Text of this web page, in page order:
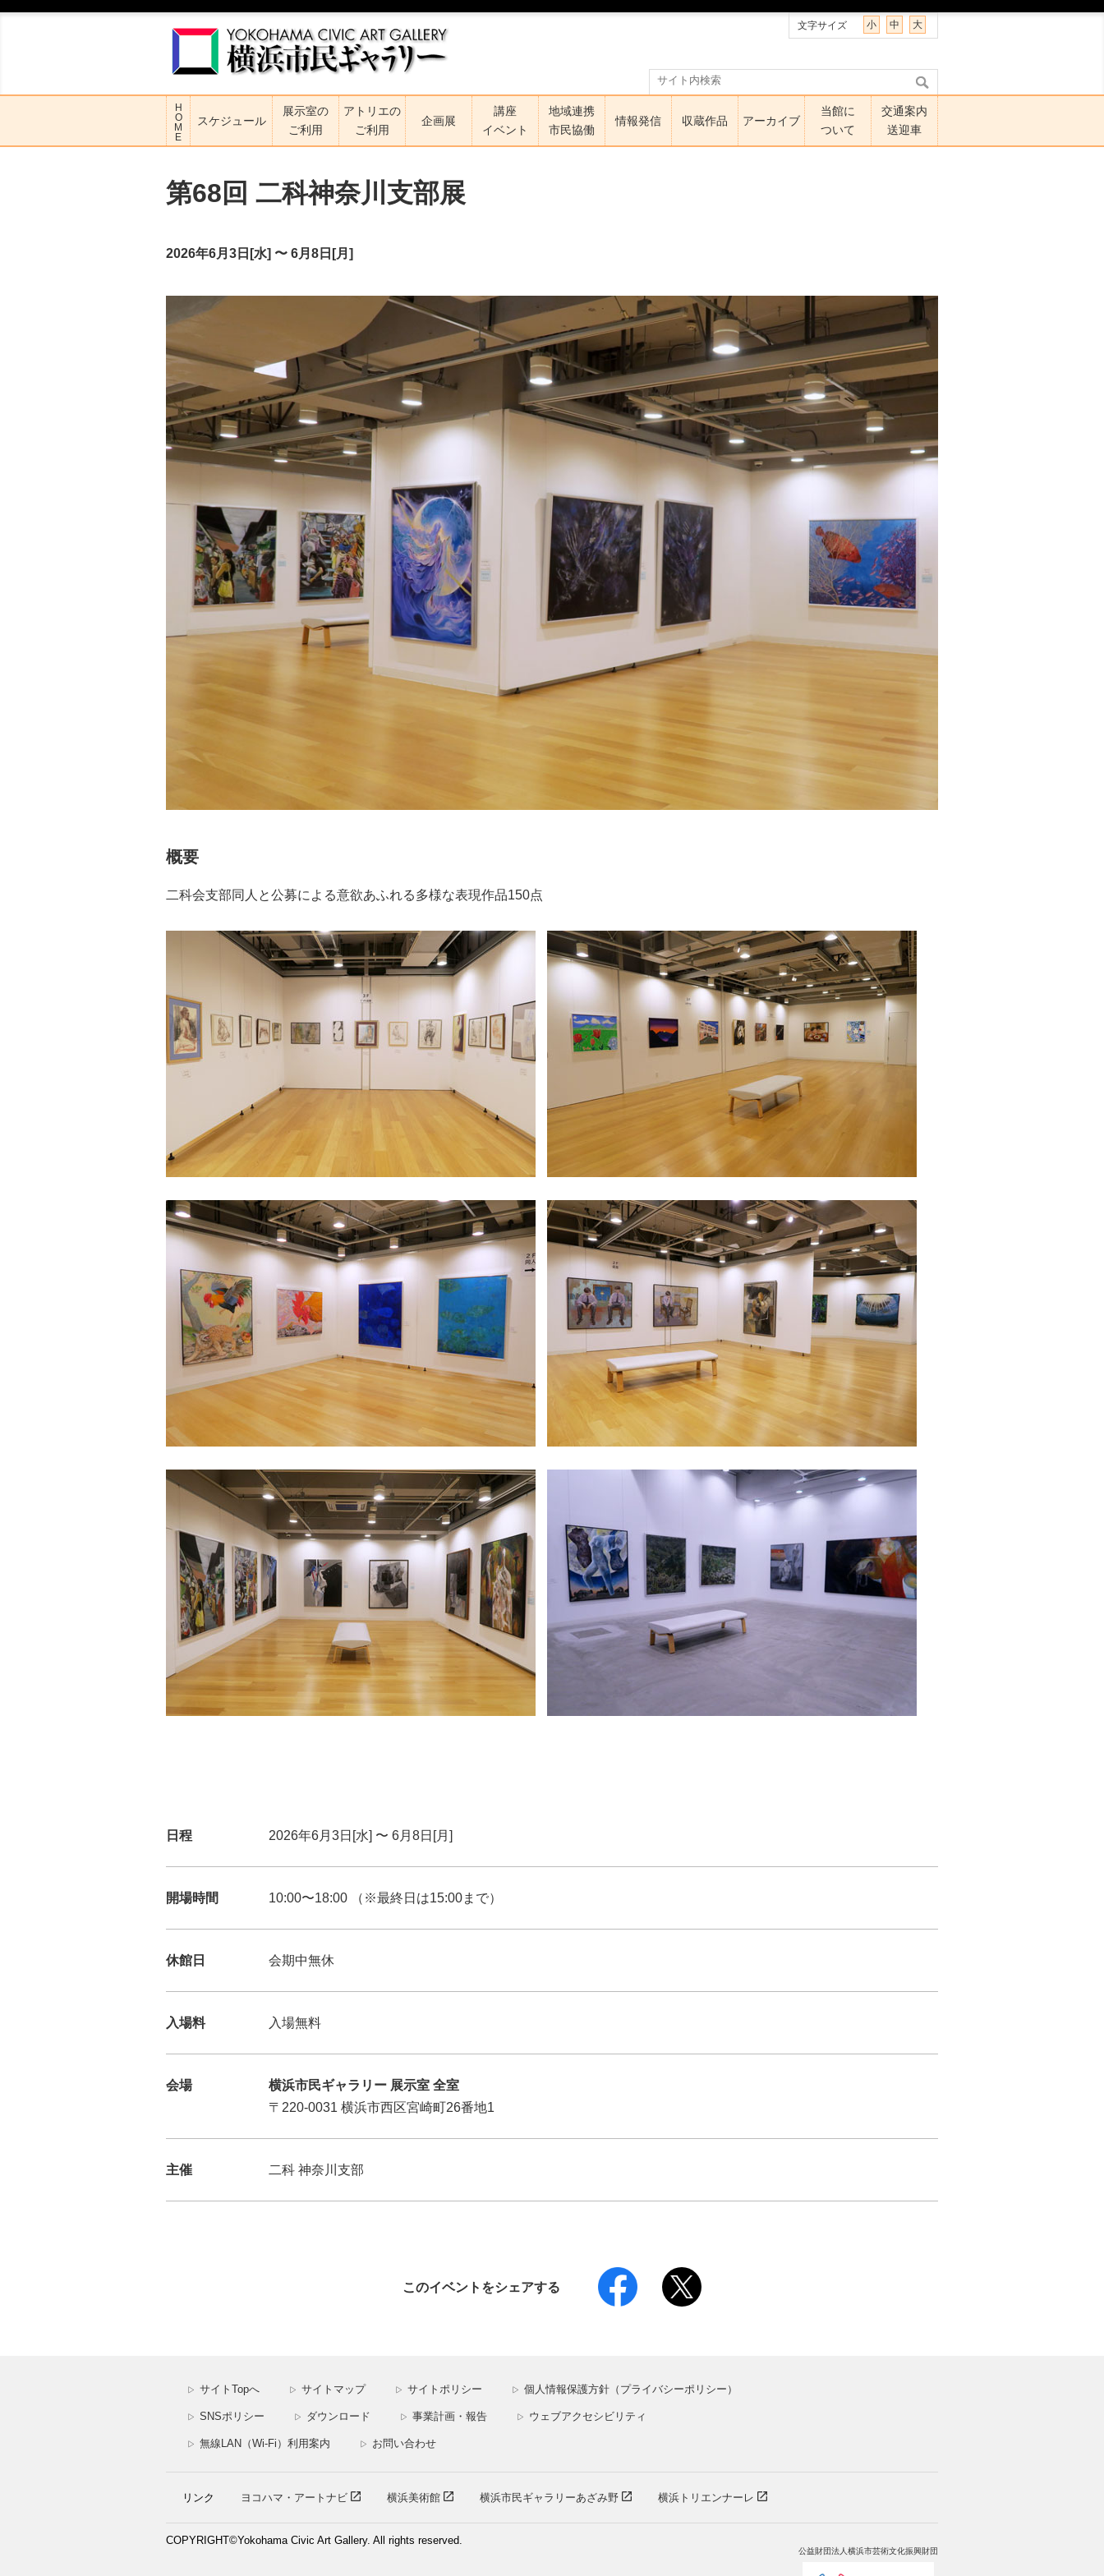
文字サイズ 小 中 大
H
O
M
E
スケジュール
展示室の
ご利用
アトリエの
ご利用
企画展
講座
イベント
地域連携
市民協働
情報発信 収蔵作品 アーカイブ
当館に
ついて
交通案内
送迎車
第68回 二科神奈川支部展
2026年6月3日[水] 〜 6月8日[月]
概要
二科会支部同人と公募による意欲あふれる多様な表現作品150点
日程 2026年6月3日[水] 〜 6月8日[月]
開場時間 10:00〜18:00 （※最終日は15:00まで）
休館日 会期中無休
入場料 入場無料
会場
横浜市民ギャラリー 展示室 全室
〒220-0031 横浜市西区宮崎町26番地1
主催 二科 神奈川支部
このイベントをシェアする
▷ サイトTopへ ▷ サイトマップ ▷ サイトポリシー ▷ 個人情報保護方針（プライバシーポリシー）
▷ SNSポリシー ▷ ダウンロード ▷ 事業計画・報告 ▷ ウェブアクセシビリティ
▷ 無線LAN（Wi-Fi）利用案内 ▷ お問い合わせ
リンク ヨコハマ・アートナビ 横浜美術館 横浜市民ギャラリーあざみ野 横浜トリエンナーレ
COPYRIGHT©Yokohama Civic Art Gallery. All rights reserved.
公益財団法人横浜市芸術文化振興財団